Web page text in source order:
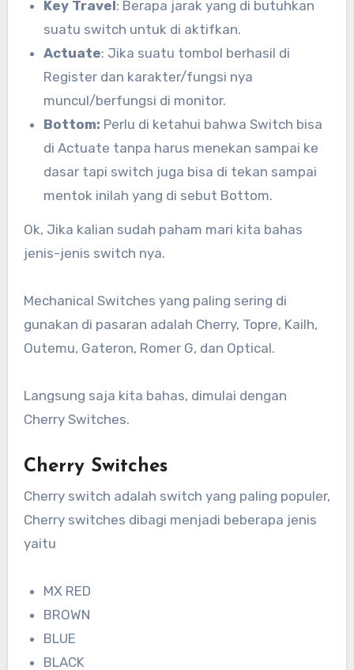
Key Travel: Berapa jarak yang di butuhkan
suatu switch untuk di aktifkan.
Actuate: Jika suatu tombol berhasil di
Register dan karakter/fungsi nya
muncul/berfungsi di monitor.
Bottom: Perlu di ketahui bahwa Switch bisa
di Actuate tanpa harus menekan sampai ke
dasar tapi switch juga bisa di tekan sampai
mentok inilah yang di sebut Bottom.
Ok, Jika kalian sudah paham mari kita bahas
jenis-jenis switch nya.
Mechanical Switches yang paling sering di
gunakan di pasaran adalah Cherry, Topre, Kailh,
Outemu, Gateron, Romer G, dan Optical.
Langsung saja kita bahas, dimulai dengan
Cherry Switches.
Cherry Switches
Cherry switch adalah switch yang paling populer,
Cherry switches dibagi menjadi beberapa jenis
yaitu
MX RED
BROWN
BLUE
BLACK